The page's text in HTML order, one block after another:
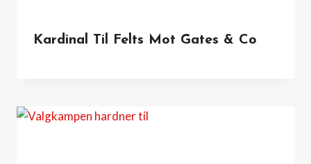
Kardinal Til Felts Mot Gates & Co